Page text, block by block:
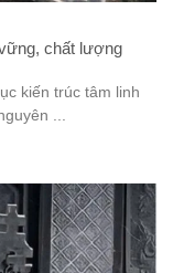
chất lượng
kiến trúc tâm linh
...